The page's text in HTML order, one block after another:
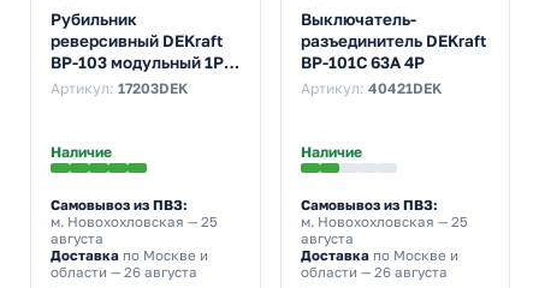
Рубильник
реверсивный DEKraft
ВР-103 модульный 1P
32А трехпозиционный
Артикул: 17203DEK
Наличие
Самовывоз из ПВЗ:
м. Новохохловская — 25
августа
Доставка по Москве и
области — 26 августа
Выключатель-
разъединитель DEKraft
ВР-101С 63А 4Р
Артикул: 40421DEK
Наличие
Самовывоз из ПВЗ:
м. Новохохловская — 25
августа
Доставкапо Москве и
области — 26 августа